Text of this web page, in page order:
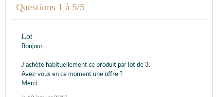
Questions 1 à 5/5
Lot
Bonjour,
J'achète habituellement ce produit par lot de 3.
Avez-vous en ce moment une offre ?
Merci